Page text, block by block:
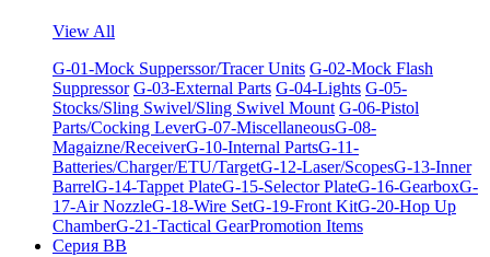
View All
G-01-Mock Supperssor/Tracer Units G-02-Mock Flash
Suppressor G-03-External Parts G-04-Lights G-05-
Stocks/Sling Swivel/Sling Swivel Mount G-06-Pistol
Parts/Cocking LeverG-07-MiscellaneousG-08-
Magaizne/ReceiverG-10-Internal PartsG-11-
Batteries/Charger/ETU/TargetG-12-Laser/ScopesG-13-Inner
BarrelG-14-Tappet PlateG-15-Selector PlateG-16-GearboxG-
17-Air NozzleG-18-Wire SetG-19-Front KitG-20-Hop Up
ChamberG-21-Tactical GearPromotion Items
Серия BB